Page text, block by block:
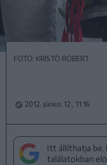
FOTÓ: KRISTÓ RÓBERT
2012. június 12., 11:16
Itt állíthatja be,
találatokban